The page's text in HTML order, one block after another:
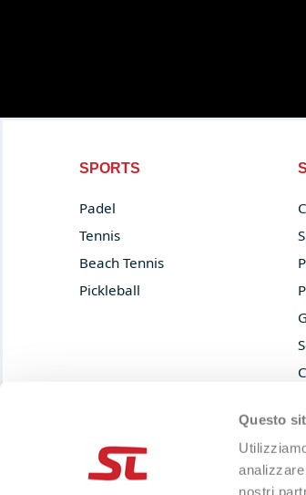
Questo
nostri
SPORTS
Padel
Tennis
Beach Tennis
Pickleball